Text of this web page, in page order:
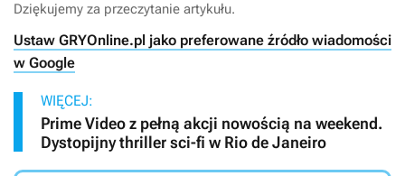
Dziękujemy za przeczytanie artykułu.
Ustaw GRYOnline.pl jako preferowane źródło wiadomości
w Google
WIĘCEJ:
Prime Video z pełną akcji nowością na weekend.
Dystopijny thriller sci-fi w Rio de Janeiro